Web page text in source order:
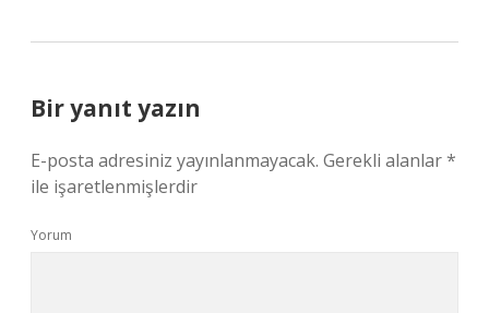
Bir yanıt yazın
E-posta adresiniz yayınlanmayacak. Gerekli alanlar*
ile işaretlenmişlerdir
Yorum